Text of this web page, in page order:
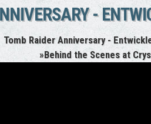
-
Tomb Raider Anniversary -
»Behind the Scenes at